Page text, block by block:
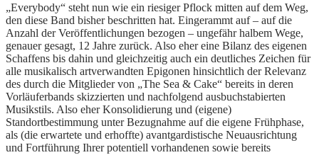
„Everybody“ steht nun wie ein riesiger Pflock mitten auf dem Weg,
den diese Band bisher beschritten hat. Eingerammt auf – auf die
Anzahl der Veröffentlichungen bezogen – ungefähr halbem Wege,
genauer gesagt, 12 Jahre zurück. Also eher eine Bilanz des eigenen
Schaffens bis dahin und gleichzeitig auch ein deutliches Zeichen für
alle musikalisch artverwandten Epigonen hinsichtlich der Relevanz
des durch die Mitglieder von „The Sea & Cake“ bereits in deren
Vorläuferbands skizzierten und nachfolgend ausbuchstabierten
Musikstils. Also eher Konsolidierung und (eigene)
Standortbestimmung unter Bezugnahme auf die eigene Frühphase,
als (die erwartete und erhoffte) avantgardistische Neuausrichtung
und Fortführung Ihrer potentiell vorhandenen sowie bereits